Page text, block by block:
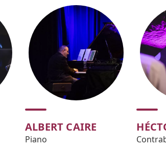
ALBERT CAIRE
Piano